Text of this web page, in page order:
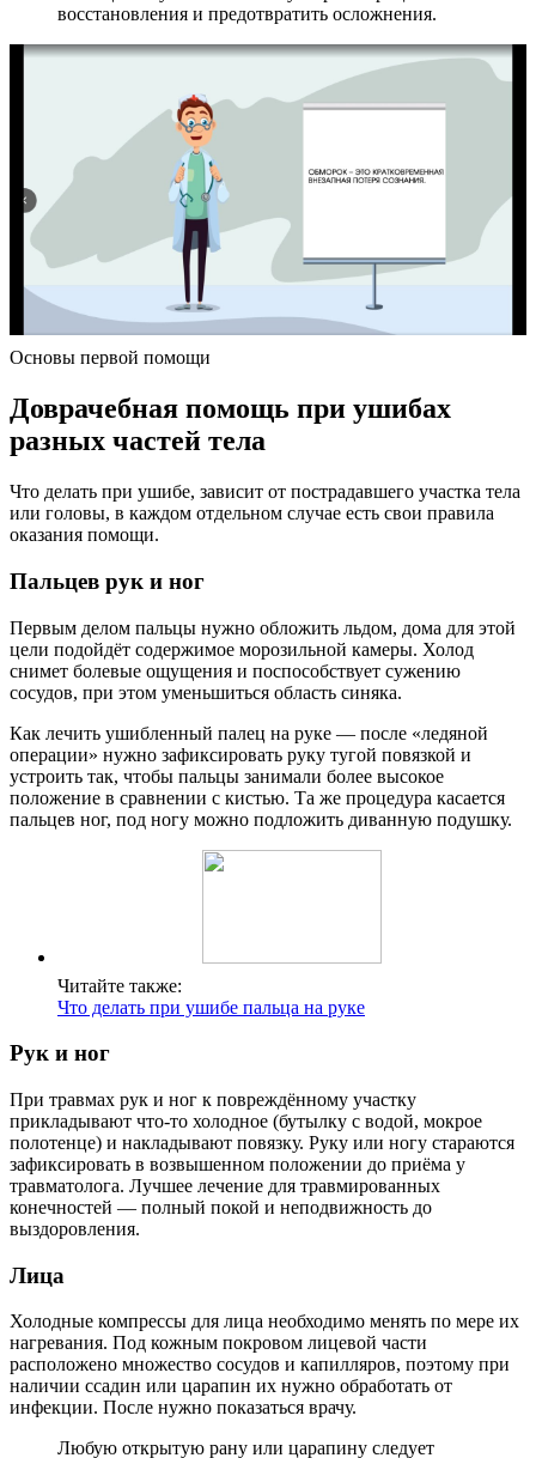
восстановления и предотвратить осложнения.
Основы первой помощи
Доврачебная помощь при ушибах
разных частей тела
Что делать при ушибе, зависит от пострадавшего участка тела
или головы, в каждом отдельном случае есть свои правила
оказания помощи.
Пальцев рук и ног
Первым делом пальцы нужно обложить льдом, дома для этой
цели подойдёт содержимое морозильной камеры. Холод
снимет болевые ощущения и поспособствует сужению
сосудов, при этом уменьшиться область синяка.
Как лечить ушибленный палец на руке — после «ледяной
операции» нужно зафиксировать руку тугой повязкой и
устроить так, чтобы пальцы занимали более высокое
положение в сравнении с кистью. Та же процедура касается
пальцев ног, под ногу можно подложить диванную подушку.
Читайте также:
Что делать при ушибе пальца на руке
Рук и ног
При травмах рук и ног к повреждённому участку
прикладывают что-то холодное (бутылку с водой, мокрое
полотенце) и накладывают повязку. Руку или ногу стараются
зафиксировать в возвышенном положении до приёма у
травматолога. Лучшее лечение для травмированных
конечностей — полный покой и неподвижность до
выздоровления.
Лица
Холодные компрессы для лица необходимо менять по мере их
нагревания. Под кожным покровом лицевой части
расположено множество сосудов и капилляров, поэтому при
наличии ссадин или царапин их нужно обработать от
инфекции. После нужно показаться врачу.
Любую открытую рану или царапину следует